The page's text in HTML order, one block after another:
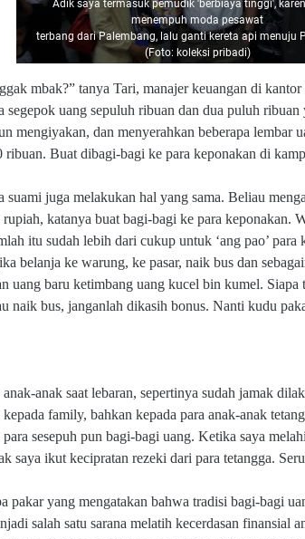
Adik saya termasuk pemudik 'berbiaya tinggi',
menempuh moda pesawat
terbang dari Palembang, lalu ganti kereta api menuju
(Foto: koleksi pribadi)
mbak?” tanya Tari, manajer keuangan di
segepok uang sepuluh ribuan dan dua puluh
mengiyakan, dan menyerahkan beberapa lembar
ribuan. Buat dibagi-bagi ke para keponakan di
suami juga melakukan hal yang sama. Beliau
katanya buat bagi-bagi ke para keponakan.
itu sudah lebih dari cukup untuk ‘ang pao’ para
belanja ke warung, ke pasar, naik bus dan
uang baru ketimbang uang kucel bin kumel. Siapa
naik bus, janganlah dikasih bonus. Nanti kudu
anak saat lebaran, sepertinya sudah jamak
family, bahkan kepada para anak-anak
sesepuh pun bagi-bagi uang. Ketika saya
saya ikut kecipratan rezeki dari para tetangga.
pakar yang mengatakan bahwa tradisi bagi-bagi
salah satu sarana melatih kecerdasan finansial